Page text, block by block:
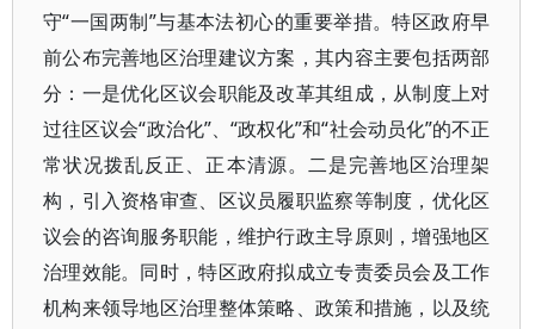
守“一国两制”与基本法初心的重要举措。特区政府早
前公布完善地区治理建议方案，其内容主要包括两部
分：一是优化区议会职能及改革其组成，从制度上对
过往区议会“政治化”、“政权化”和“社会动员化”的不正
常状况拨乱反正、正本清源。二是完善地区治理架
构，引入资格审查、区议员履职监察等制度，优化区
议会的咨询服务职能，维护行政主导原则，增强地区
治理效能。同时，特区政府拟成立专责委员会及工作
机构来领导地区治理整体策略、政策和措施，以及统